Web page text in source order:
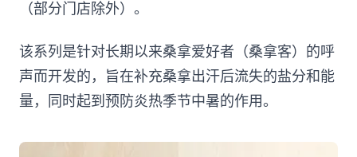
（部分门店除外）。
该系列是针对长期以来桑拿爱好者（桑拿客）的呼
声而开发的，旨在补充桑拿出汗后流失的盐分和能
量，同时起到预防炎热季节中暑的作用。